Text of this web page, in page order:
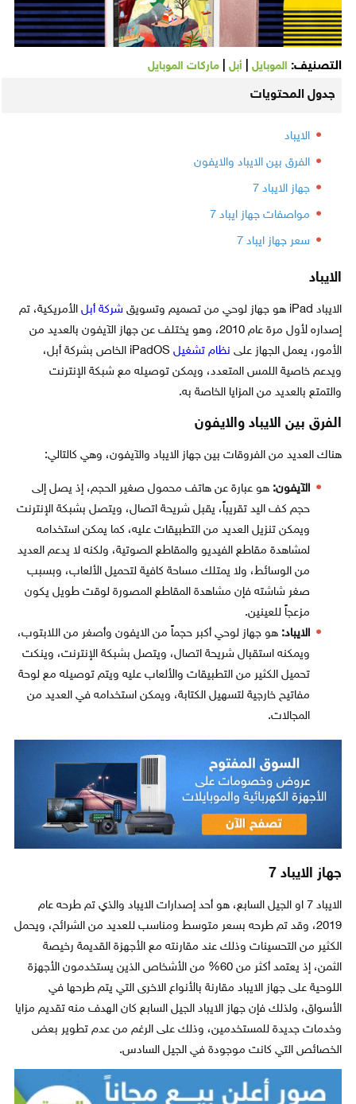
التصنيف: الموبايل| أبل| ماركات الموبايل
جدول المحتويات
الايباد
الفرق بين الايباد والايفون
جهاز الايباد 7
مواصفات جهاز ايباد 7
سعر جهاز ايباد 7
الايباد
الايباد iPad هو جهاز لوحي من تصميم وتسويق شركة أبلالأمريكية، تم
إصداره لأول مرة عام 2010، وهو يختلف عن جهاز الآيفون بالعديد من
الأمور، يعمل الجهاز على نظام تشغيل
iPadOS الخاص بشركة أبل،
ويدعم خاصية اللمس المتعدد، ويمكن توصيله مع شبكة الإنترنت
والتمتع بالعديد من المزايا الخاصة به.
الفرق بين الايباد والايفون
هناك العديد من الفروقات بين جهاز الايباد والآيفون، وهي كالتالي:
الآيفون: هو عبارة عن هاتف محمول صغير الحجم، إذ يصل إلى
حجم كف اليد تقريباً، يقبل شريحة اتصال، ويتصل بشبكة الإنترنت
ويمكن تنزيل العديد من التطبيقات عليه، كما يمكن استخدامه
لمشاهدة مقاطع الفيديو والمقاطع الصوتية، ولكنه لا يدعم العديد
من الوسائط، ولا يمتلك مساحة كافية لتحميل الألعاب، وبسبب
صغر شاشته فإن مشاهدة المقاطع المصورة لوقت طويل يكون
مزعجاً للعينين.
الايباد: هو جهاز لوحي أكبر حجماً من الايفون وأصغر من اللابتوب،
ويمكنه استقبال شريحة اتصال، ويتصل بشبكة الإنترنت، وينكت
تحميل الكثير من التطبيقات والألعاب عليه ويتم توصيله مع لوحة
مفاتيح خارجية لتسهيل الكتابة، ويمكن استخدامه في العديد من
المجالات.
جهاز الايباد 7
الايباد 7 او الجيل السابع، هو أحد إصدارات الايباد والذي تم طرحه عام
2019، وقد تم طرحه بسعر متوسط ومناسب للعديد من الشرائح، ويحمل
الكثير من التحسينات وذلك عند مقارنته مع الأجهزة القديمة رخيصة
الثمن، إذ يعتمد أكثر من 60% من الأشخاص الذين يستخدمون الأجهزة
اللوحية على جهاز الايباد مقارنة بالأنواع الاخرى التي يتم طرحها في
الأسواق، ولذلك فإن جهاز الايباد الجيل السابع كان الهدف منه تقديم مزايا
وخدمات جديدة للمستخدمين، وذلك على الرغم من عدم تطوير بعض
الخصائص التي كانت موجودة في الجيل السادس.